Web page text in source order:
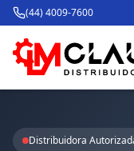
(44) 4009-7600
Distribuidora